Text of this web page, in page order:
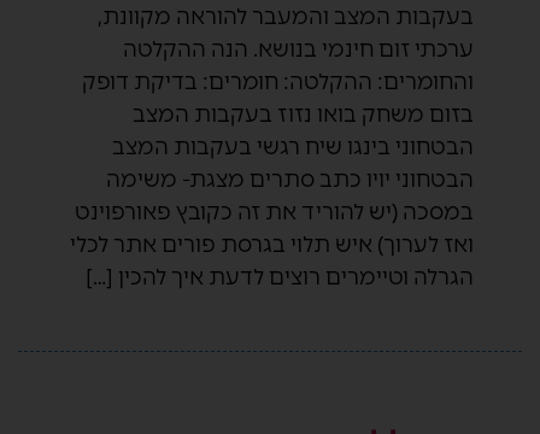
בעקבות המצב והמעבר להוראה מקוונת,
ערכתי זום חינמי בנושא. הנה ההקלטה
והחומרים: ההקלטה: חומרים: בדיקת דופק
בזום משחק בואו נזוז בעקבות המצב
הבטחוני בינגו שיח רגשי בעקבות המצב
הבטחוני יויו כתב סתרים מצגת- משימה
במסכה (יש להוריד את זה כקובץ פאורפוינט
ואז לערוך) איש תלוי בגרסת פורים אתר לכלי
הגרלה וטיימרים רוצים לדעת איך להכין […]